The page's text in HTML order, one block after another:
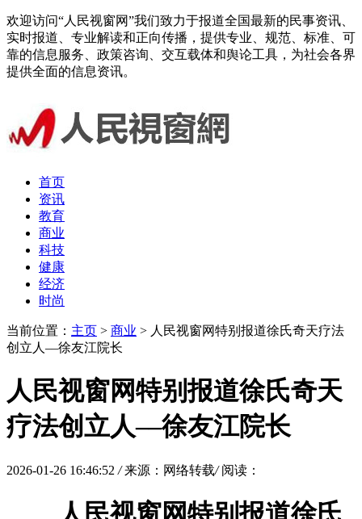
欢迎访问“人民视窗网”我们致力于报道全国最新的民事资讯、
实时报道、专业解读和正向传播，提供专业、规范、标准、可
靠的信息服务、政策咨询、交互载体和舆论工具，为社会各界
提供全面的信息资讯。
首页
资讯
教育
商业
科技
健康
经济
时尚
当前位置： 主页 > 商业 > 人民视窗网特别报道徐氏奇天疗法
创立人––徐友江院长
人民视窗网特别报道徐氏奇天
疗法创立人––徐友江院长
2026-01-26 16:46:52 / 来源：网络转载/ 阅读：